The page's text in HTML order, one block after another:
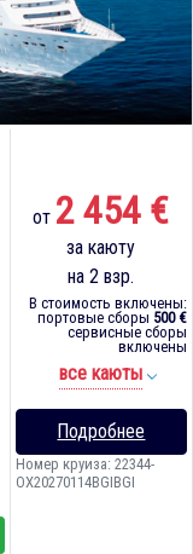
от 2 454 €
за каюту
на 2 взр.
В стоимость включены:
портовые сборы 500 €
сервисные сборы
включены
все каюты
Подробнее
Номер круиза: 22344-
OX20270114BGIBGI